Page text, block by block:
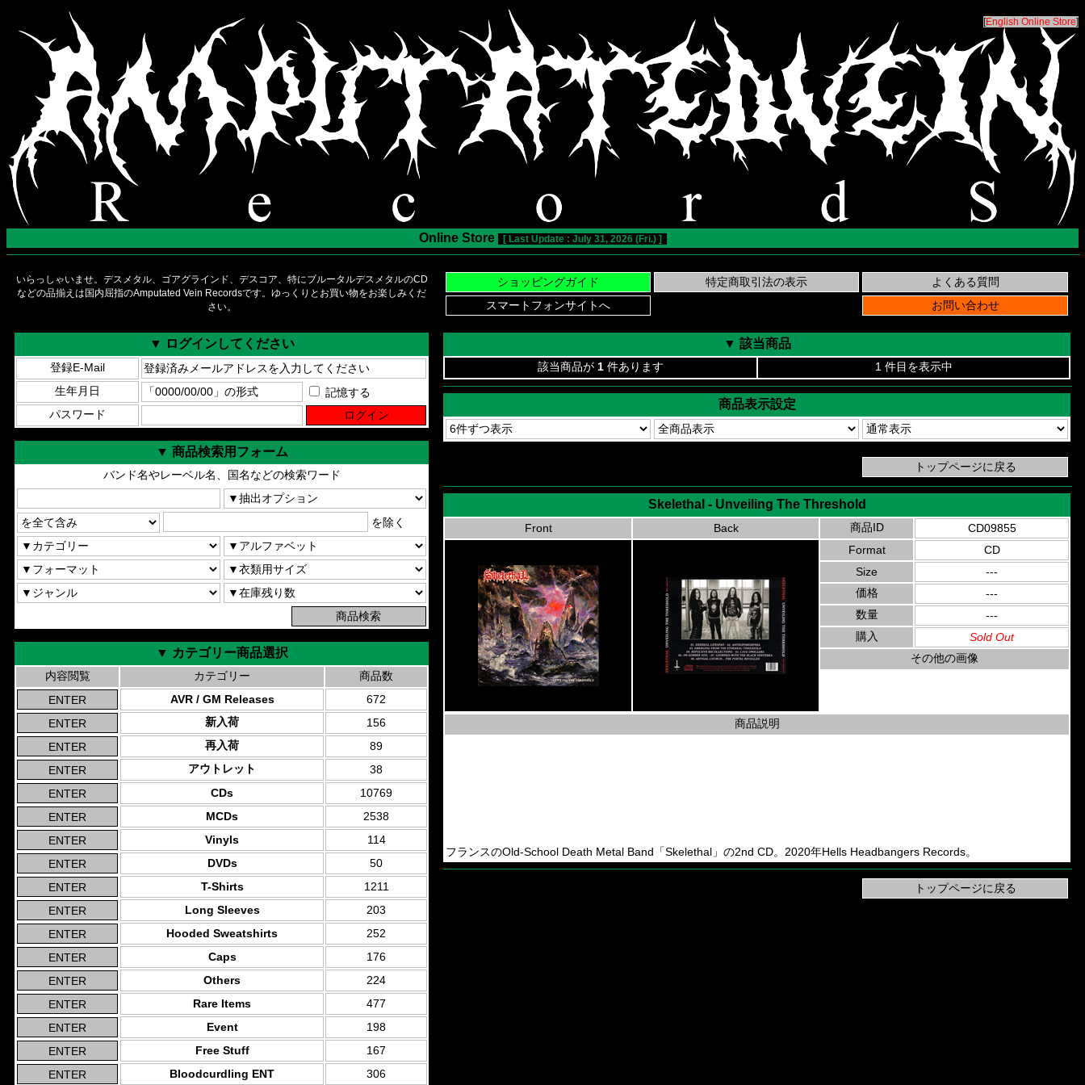
[English Online Store]
Online Store [ Last Update : July 31, 2026 (Fri.) ]
いらっしゃいませ。デスメタル、ゴアグラインド、デスコア、特にブルータルデスメタルのCD
などの品揃えは国内屈指のAmputated Vein Recordsです。ゆっくりとお買い物をお楽しみくだ
さい。
▼ ログインしてください
登録E-Mail
生年月日
記憶する
パスワード
▼ 商品検索用フォーム
バンド名やレーベル名、国名などの検索ワード
を除く
▼ カテゴリー商品選択
内容閲覧 カテゴリー
商品数
AVR / GM Releases
672
新入荷
156
再入荷
89
アウトレット
38
CDs
10769
MCDs
2538
Vinyls
114
DVDs
50
T-Shirts
1211
Long Sleeves
203
Hooded Sweatshirts
252
Caps
176
Others
224
Rare Items
477
Event
198
Free Stuff
167
Bloodcurdling ENT
306
▼ 該当商品
該当商品が 1 件あります 1 件目を表示中
商品表示設定
Skelethal - Unveiling The Threshold
Front Back 商品ID
CD09855
Format
CD
Size
---
価格
---
数量
---
購入
Sold Out
その他の画像
商品説明
フランスのOld-School Death Metal Band「Skelethal」の2nd CD。2020年Hells Headbangers Records。